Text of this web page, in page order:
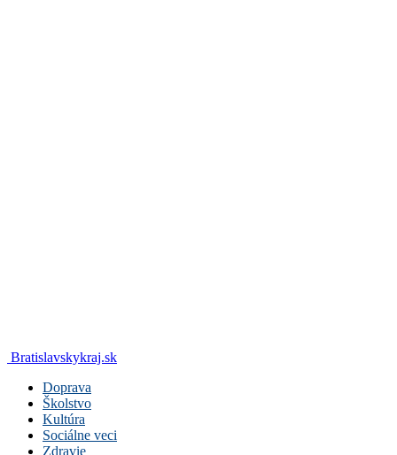
Bratislavskykraj.sk
Doprava
Školstvo
Kultúra
Sociálne veci
Zdravie